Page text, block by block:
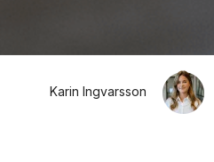
Karin Ingvarsson